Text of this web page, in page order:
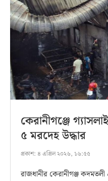
কেরানীগঞ্জে
৫ মরদেহ উদ্ধার
প্রকাশ: ৪ এপ্রিল ২০২৬, ১৬:৫৫
রাজধানীর কেরানীগঞ্জ